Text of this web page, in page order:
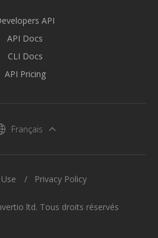
API
API Docs
CLI Docs
API Pricing
Français
ltd. Tous droits réservés
Privacy Policy